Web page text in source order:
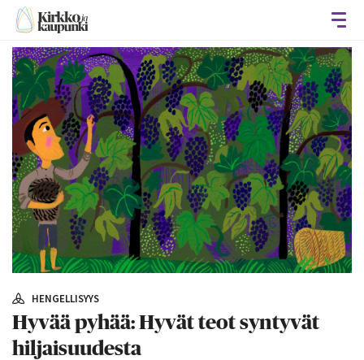
HENGELLISYYS
Hyvää pyhää: Hyvät teot syntyvät
hiljaisuudesta